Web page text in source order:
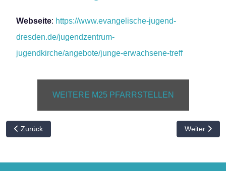
Webseite: https://www.evangelische-jugend-
dresden.de/jugendzentrum-
jugendkirche/angebote/junge-erwachsene-treff
WEITERE M25 PFARRSTELLEN
Vorheriger Beitrag: Projektinformationen: GemeinschaftsGarage
Zurück Nächster
Weiter